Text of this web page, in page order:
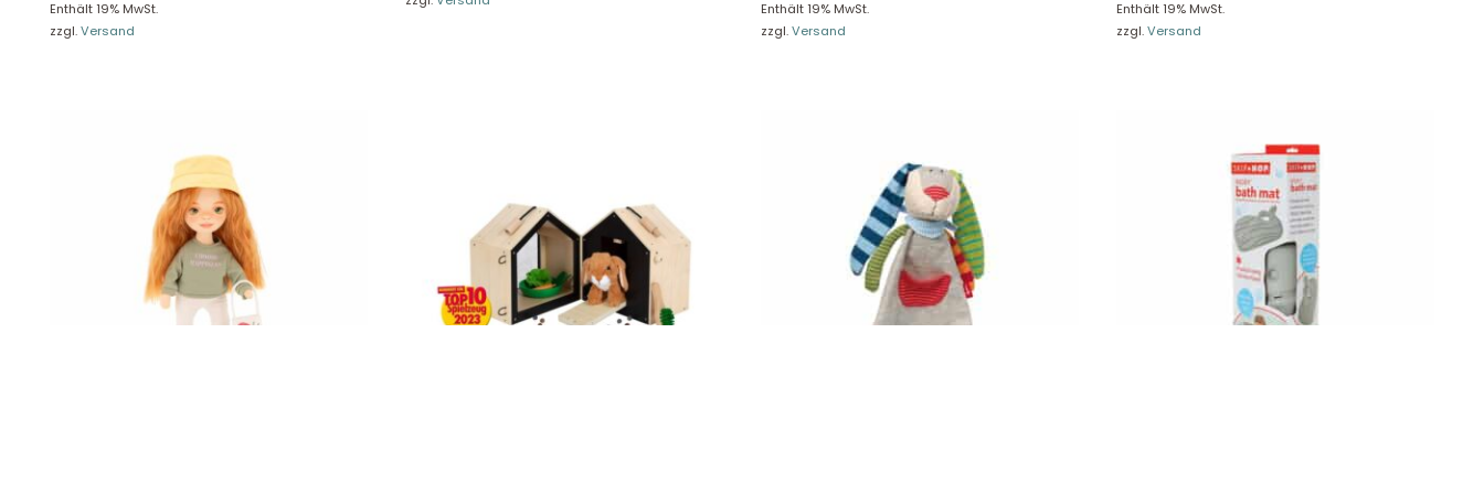
Enthält 19% MwSt.
zzgl.Versand
Enthält 19% MwSt.
zzgl.Versand
Enthält 19% MwSt.
zzgl.Versand
Unsere Rückgaberichtlinien
Datenschutz Impressum AGB
© Holly & Claire GmbH Design by Zeitansicht®